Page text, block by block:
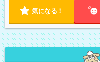
気になる！